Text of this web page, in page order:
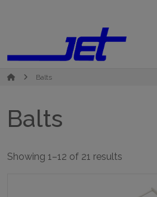
Balts
Balts
Showing 1–12 of 21 results